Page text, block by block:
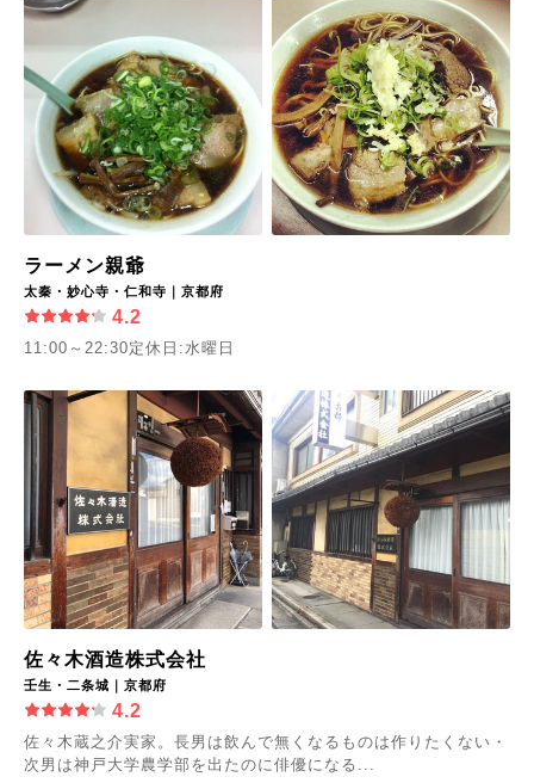
ラーメン親爺
太秦・妙心寺・仁和寺｜京都府
4.2
11:00～22:30定休日:水曜日
佐々木酒造株式会社
壬生・二条城｜京都府
4.2
佐々木蔵之介実家。長男は飲んで無くなるものは作りたくない・
次男は神戸大学農学部を出たのに俳優になる...